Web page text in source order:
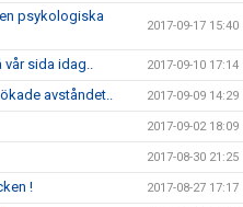
psykologiska
2017-09-17 15:40
sida idag.. 2017-09-10 17:14
avståndet.. 2017-09-09 14:29
2017-09-02 18:09
2017-08-30 21:25
! 2017-08-27 17:17